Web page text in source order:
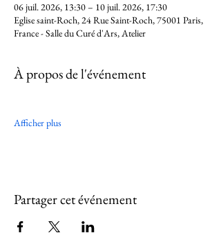
06 juil. 2026, 13:30 – 10 juil. 2026, 17:30
Eglise saint-Roch, 24 Rue Saint-Roch, 75001 Paris,
France - Salle du Curé d'Ars, Atelier
À propos de l'événement
Afficher plus
Partager cet événement